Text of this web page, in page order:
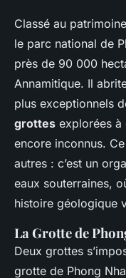
Classé au
le parc national de
près de 90 000
Annamitique. Il
plus exceptionnels
grottes explorées
encore inconnus.
autres : c’est un
eaux souterraines,
histoire géologique
La Grotte de
Deux grottes
grotte de Phong